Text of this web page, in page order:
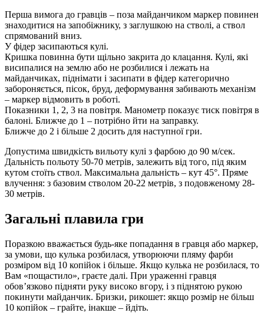
Перша вимога до гравців – поза майданчиком маркер повинен
знаходитися на запобіжнику, з заглушкою на стволі, а ствол
спрямований вниз.
У фідер засипаються кулі.
Кришка повинна бути щільно закрита до клацання. Кулі, які
висипалися на землю або не розбилися і лежать на
майданчиках, піднімати і засипати в фідер категорично
забороняється, пісок, бруд, деформування забивають механізм
– маркер відмовить в роботі.
Показники 1, 2, 3 на повітря. Манометр показує тиск повітря в
балоні. Ближче до 1 – потрібно йти на заправку.
Ближче до 2 і більше 2 досить для наступної гри.
Допустима швидкість вильоту кулі з фарбою до 90 м/сек.
Дальність польоту 50-70 метрів, залежить від того, під яким
кутом стоїть ствол. Максимальна дальність – кут 45°. Пряме
влучення: з базовим стволом 20-22 метрів, з подовженому 28-
30 метрів.
Загальні плавила гри
Поразкою вважається будь-яке попадання в гравця або маркер,
за умови, що кулька розбилася, утворюючи пляму фарби
розміром від 10 копійок і більше. Якщо кулька не розбилася, то
Вам «пощастило», граєте далі. При ураженні гравця
обов’язково підняти руку високо вгору, і з піднятою рукою
покинути майданчик. Бризки, рикошет: якщо розмір не більш
10 копійок – грайте, інакше – йдіть.